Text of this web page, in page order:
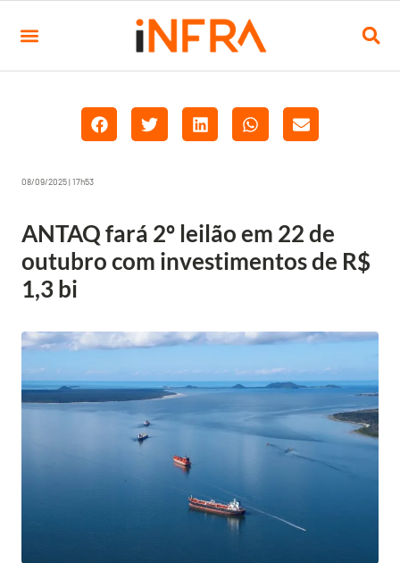
08/09/2025 | 17h53
ANTAQ fará 2º leilão em 22 de
outubro com investimentos de R$
1,3 bi